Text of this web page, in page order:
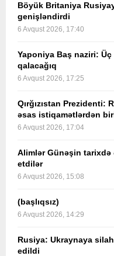
Böyük Britaniya
genişləndirdi
6 Avqust 2026, 17:40
Yaponiya Baş naziri:
qalacağıq
6 Avqust 2026, 17:25
Qırğızıstan Prezidenti:
əsas istiqamətlərdən
6 Avqust 2026, 17:04
Alimlər Günəşin
etdilər
6 Avqust 2026, 15:08
(başlıqsız)
6 Avqust 2026, 14:29
Rusiya: Ukraynaya
edildi